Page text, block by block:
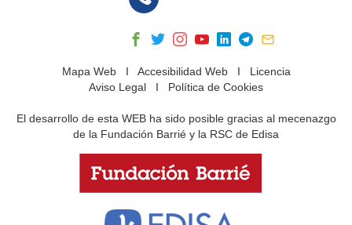
Mapa WebI Accesibilidad WebI Licencia
Aviso Legal I Política de Cookies
El desarrollo de esta WEB ha sido posible gracias al mecenazgo
de la Fundación Barrié y la RSC de Edisa